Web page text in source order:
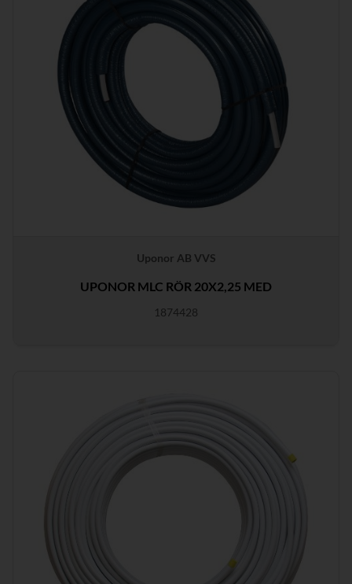
Uponor AB VVS
UPONOR MLC RÖR 20X2,25 MED
1874428